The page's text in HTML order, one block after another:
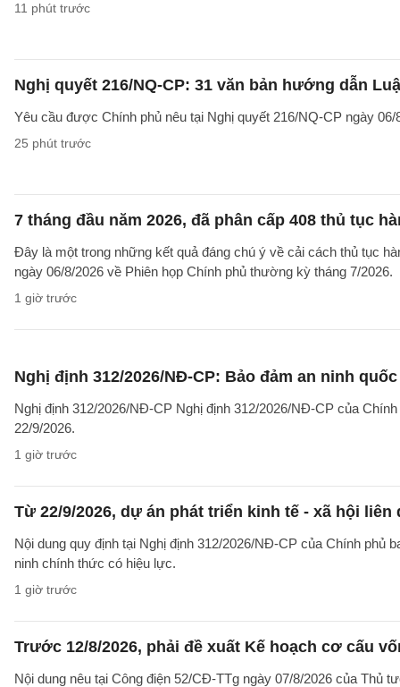
11 phút trước
Nghị quyết 216/NQ-CP: 31 văn bản hướng dẫn
Yêu cầu được Chính phủ nêu tại Nghị quyết 216/NQ-CP ngày
25 phút trước
7 tháng đầu năm 2026, đã phân cấp 408 thủ tục
Đây là một trong những kết quả đáng chú ý về cải cách thủ tục
ngày 06/8/2026 về Phiên họp Chính phủ thường kỳ tháng 7/2026.
1 giờ trước
Nghị định 312/2026/NĐ-CP: Bảo đảm an ninh
Nghị định 312/2026/NĐ-CP Nghị định 312/2026/NĐ-CP của
22/9/2026.
1 giờ trước
Từ 22/9/2026, dự án phát triển kinh tế - xã hội
Nội dung quy định tại Nghị định 312/2026/NĐ-CP của Chính phủ
ninh chính thức có hiệu lực.
1 giờ trước
Trước 12/8/2026, phải đề xuất Kế hoạch cơ cấu
Nội dung nêu tại Công điện 52/CĐ-TTg ngày 07/8/2026 của Thủ